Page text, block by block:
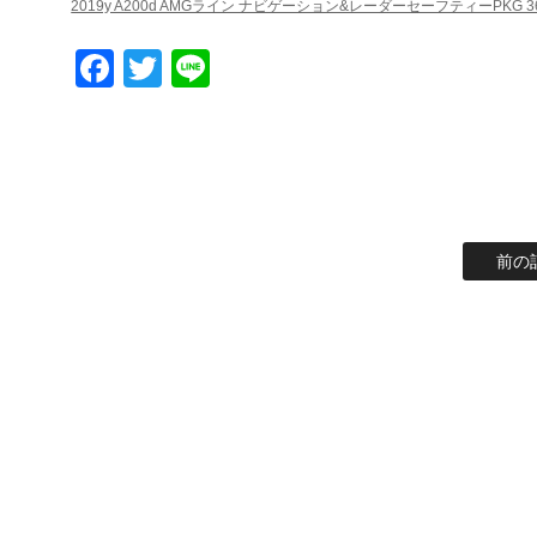
2019y A200d AMGライン ナビゲーション&レーダーセーフティーPKG
Facebook
Twitter
前の